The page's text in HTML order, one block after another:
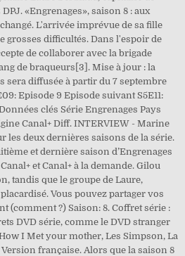
«Engrenages», saison 8 : aux
L'arrivée imprévue de sa fille
grosses difficultés. Dans l'espoir de
de collaborer avec la brigade
de braqueurs[3]. Mise à jour : la
sera diffusée à partir du 7 septembre
Episode 9 Episode suivant S5E11:
clés Série Engrenages Pays
Canal+ Diff. INTERVIEW - Marine
les deux dernières saisons de la série.
et dernière saison d’Engrenages
et Canal+ à la demande. Gilou
tandis que le groupe de Laure,
Vous pouvez partager vos
(comment ?) Saison: 8. Coffret série :
DVD série, comme le DVD stranger
I Met your mother, Les Simpson, La
française. Alors que la saison 8